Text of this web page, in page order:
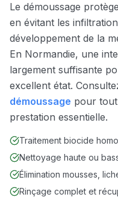
Le démoussage
en évitant les
développement de la
En Normandie, une
largement suffisante
excellent état.
démoussage pour
prestation essentielle.
Traitement biocide
Nettoyage haute ou
Élimination mousses,
Rinçage complet et